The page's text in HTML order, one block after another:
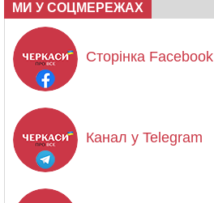
МИ У СОЦМЕРЕЖАХ
Сторінка Facebook
Канал у Telegram